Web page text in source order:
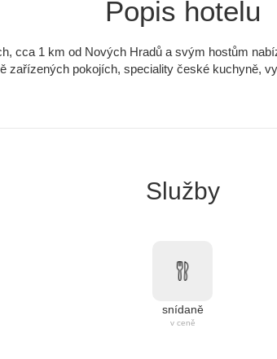
Popis hotelu
cca 1 km od Nových Hradů a svým hostům
zařízených pokojích, speciality české kuchyně,
Služby
snídaně
v ceně